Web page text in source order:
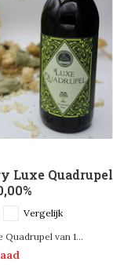
Luxe Quadrupel
Vergelijk
Quadrupel van 1...